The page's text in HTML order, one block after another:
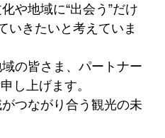
や地域に“出会う”だけ
いきたいと考えていま
の皆さま、パートナー
し上げます。
つながり合う観光の未